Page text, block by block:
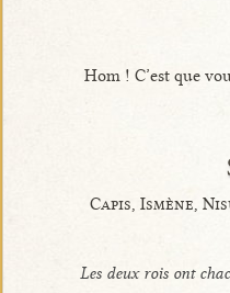
Hom ! C’est que
Capis, Ismène,
Les deux rois ont